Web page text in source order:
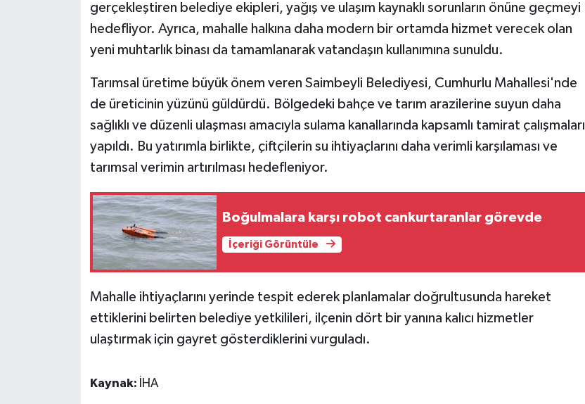
gerçekleştiren belediye ekipleri, yağış ve ulaşım kaynaklı sorunların önüne geçmeyi
hedefliyor. Ayrıca, mahalle halkına daha modern bir ortamda hizmet verecek olan
yeni muhtarlık binası da tamamlanarak vatandaşın kullanımına sunuldu.
Tarımsal üretime büyük önem veren Saimbeyli Belediyesi, Cumhurlu Mahallesi'nde
de üreticinin yüzünü güldürdü. Bölgedeki bahçe ve tarım arazilerine suyun daha
sağlıklı ve düzenli ulaşması amacıyla sulama kanallarında kapsamlı tamirat çalışmaları
yapıldı. Bu yatırımla birlikte, çiftçilerin su ihtiyaçlarını daha verimli karşılaması ve
tarımsal verimin artırılması hedefleniyor.
Boğulmalara karşı robot cankurtaranlar görevde
İçeriği Görüntüle
Mahalle ihtiyaçlarını yerinde tespit ederek planlamalar doğrultusunda hareket
ettiklerini belirten belediye yetkilileri, ilçenin dört bir yanına kalıcı hizmetler
ulaştırmak için gayret gösterdiklerini vurguladı.
Kaynak: İHA
MAGAZİN
Otomobil
SPOR HABERLERİ
TEKNOLOJİ
ÜLKE GÜNDEMİ